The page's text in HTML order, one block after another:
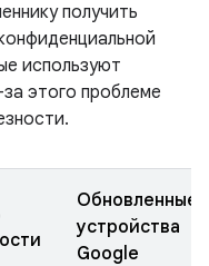
получить
используют
этого проблеме
Обновленные
устройства
Google